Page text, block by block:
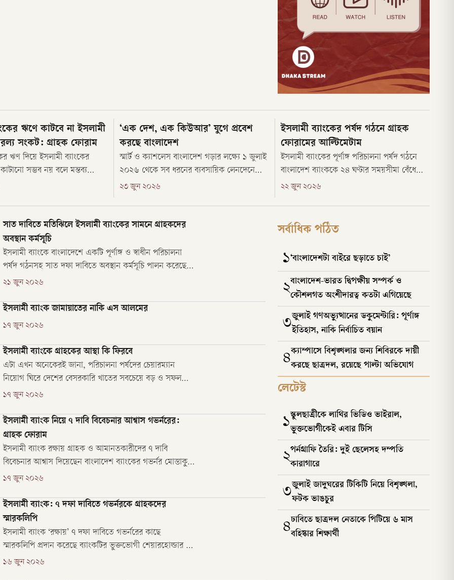
ঋণে কাটবে না ইসলামী
সংকট: গ্রাহক ফোরাম
ঋণ দিয়ে ইসলামী ব্যাংকের
সম্ভব নয় বলে মন্তব্য
গ্রাহক ফোরামের’ আহ্বায়ক
এই দাবি জানান।
‘এক দেশ, এক কিউআর’ যুগে প্রবেশ
করছে বাংলাদেশ
স্মার্ট ও ক্যাশলেস বাংলাদেশ গড়ার লক্ষ্যে ১ জুলাই
২০২৬ থেকে সব ধরনের ব্যবসায়িক লেনদেনে
‘বাংলা কিউআর’ ব্যবহারের সিদ্ধান্ত কার্যকর হচ্ছে।
প্ল্যাটফর্মে যুক্ত হতে সময়সীমা বেঁধে দিয়েছে
২৩ জুন ২০২৬
ইসলামী ব্যাংকের পর্ষদ গঠনে গ্রাহক
ফোরামের আল্টিমেটাম
ইসলামী ব্যাংকের পূর্ণাঙ্গ পরিচালনা পর্ষদ গঠনে
বাংলাদেশ ব্যাংককে ২৪ ঘণ্টার সময়সীমা বেঁধে
দিয়েছে ‘সচেতন গ্রাহক ফোরাম’। এ সময়ের মধ্যে
২২ জুন ২০২৬
সাত দাবিতে মতিঝিলে ইসলামী ব্যাংকের সামনে গ্রাহকদের
অবস্থান কর্মসূচি
ইসলামী ব্যাংকে বাংলাদেশে একটি পূর্ণাঙ্গ ও স্বাধীন পরিচালনা
পর্ষদ গঠনসহ সাত দফা দাবিতে অবস্থান কর্মসূচি পালন করেছেন
ব্যাংকটির সাধারণ গ্রাহকেরা।
২১ জুন ২০২৬
ইসলামী ব্যাংক জামায়াতের নাকি এস আলমের
১৭ জুন ২০২৬
ইসলামী ব্যাংকে গ্রাহকের আস্থা কি ফিরবে
এটা এখন অনেকেরই জানা, পরিচালনা পর্ষদের চেয়ারম্যান
নিয়োগ ঘিরে দেশের বেসরকারি খাতের সবচেয়ে বড় ও সফল
ব্যাংকটিতে চলমান সংকট নিরসনে পদক্ষেপ নিয়েছে কেন্দ্রীয়
১৭ জুন ২০২৬
ইসলামী ব্যাংক নিয়ে ৭ দাবি বিবেচনার আশ্বাস গভর্নরের:
গ্রাহক ফোরাম
ইসলামী ব্যাংক রক্ষায় গ্রাহক ও আমানতকারীদের ৭ দাবি
বিবেচনার আশ্বাস দিয়েছেন বাংলাদেশ ব্যাংকের গভর্নর মোস্তাকুর
রহমান। বুধবার (১৭ জুন) তাঁর সঙ্গে বৈঠক শেষে সাংবাদিকদের
এর নেতারা।
১৭ জুন ২০২৬
ইসলামী ব্যাংক: ৭ দফা দাবিতে গভর্নরকে গ্রাহকদের
স্মারকলিপি
ইসলামী ব্যাংক ‘রক্ষায়’ ৭ দফা দাবিতে গভর্নরের কাছে
স্মারকলিপি প্রদান করেছে ব্যাংকটির ভুক্তভোগী শেয়ারহোল্ডার ও
গ্রাহকরা। মঙ্গলবার (১৬ জুন) দুপুরে বাংলাদেশ ব্যাংকে গিয়ে
১৬ জুন ২০২৬
সর্বাধিক পঠিত
১‘বাংলাদেশটা বাইরে ছড়াতে চাই’
২বাংলাদেশ-ভারত দ্বিপক্ষীয় সম্পর্ক ও
কৌশলগত অংশীদারত্ব কতটা এগিয়েছে
৩জুলাই গণঅভ্যুত্থানের ডকুমেন্টারি: পূর্ণাঙ্গ
ইতিহাস, নাকি নির্বাচিত বয়ান
৪ক্যাম্পাসে বিশৃঙ্খলার জন্য শিবিরকে দায়ী
করছে ছাত্রদল, রয়েছে পাল্টা অভিযোগ
লেটেস্ট
১স্কুলছাত্রীকে লাথির ভিডিও ভাইরাল,
ভুক্তভোগীকেই এবার টিসি
২পর্নগ্রাফি তৈরি: দুই ছেলেসহ দম্পতি
কারাগারে
৩জুলাই জাদুঘরের টিকিটি নিয়ে বিশৃঙ্খলা,
ফটক ভাঙচুর
৪ঢাবিতে ছাত্রদল নেতাকে পিটিয়ে ৬ মাস
বহিষ্কার শিক্ষার্থী